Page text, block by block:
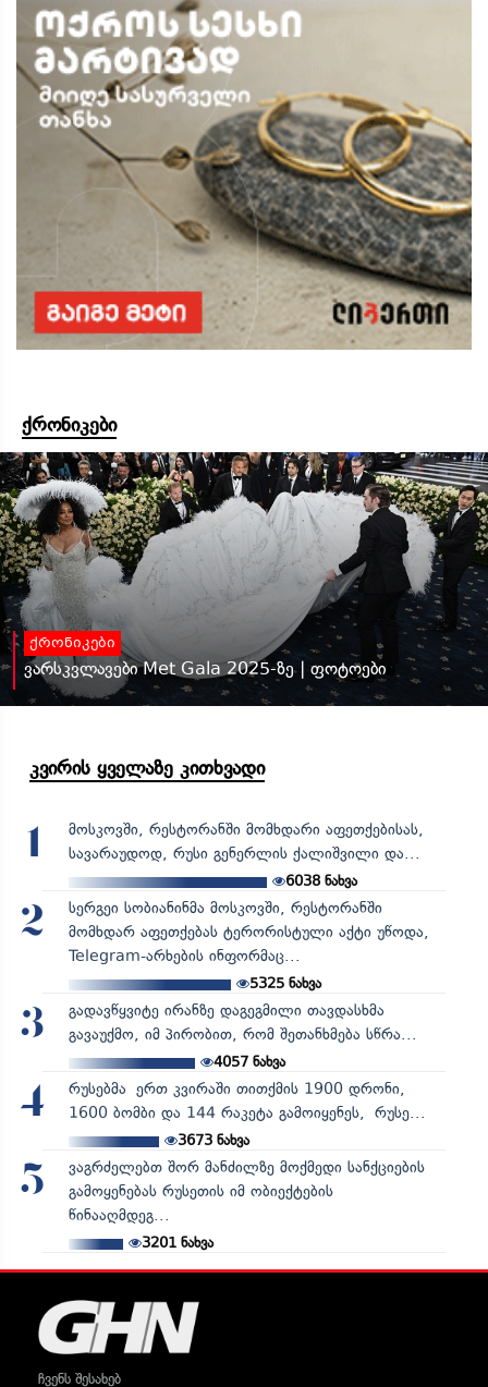
ქრონიკები
ქრონიკები
ვარსკვლავები Met Gala 2025-ზე | ფოტოები
კვირის ყველაზე კითხვადი
1
მოსკოვში, რესტორანში მომხდარი აფეთქებისას,
სავარაუდოდ, რუსი გენერლის ქალიშვილი და...
6038 ნახვა
2
სერგეი სობიანინმა მოსკოვში, რესტორანში
მომხდარ აფეთქებას ტერორისტული აქტი უწოდა,
Telegram-არხების ინფორმაც...
5325ნახვა
3
გადავწყვიტე ირანზე დაგეგმილი თავდასხმა
გავაუქმო, იმ პირობით, რომ შეთანხმება სწრა...
4057ნახვა
4
რუსებმა ერთ კვირაში თითქმის 1900 დრონი,
1600 ბომბი და 144 რაკეტა გამოიყენეს, რუსე...
3673ნახვა
5
ვაგრძელებთ შორ მანძილზე მოქმედი სანქციების
გამოყენებას რუსეთის იმ ობიექტების
წინააღმდეგ...
3201ნახვა
ჩვენს შესახებ